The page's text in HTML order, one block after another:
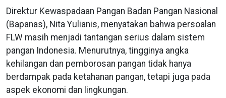
Direktur Kewaspadaan Pangan Badan Pangan Nasional
(Bapanas), Nita Yulianis, menyatakan bahwa persoalan
FLW masih menjadi tantangan serius dalam sistem
pangan Indonesia. Menurutnya, tingginya angka
kehilangan dan pemborosan pangan tidak hanya
berdampak pada ketahanan pangan, tetapi juga pada
aspek ekonomi dan lingkungan.